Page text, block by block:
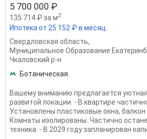
5 700 000 ₽
135 714 ₽ за м2
Ипотека от 25 152 ₽ в месяц
Свердловская область,
Муниципальное Образование
Чкаловский р-н
Ботаническая
Вашему вниманию предлагается
развитой локации. - В квартире
Установлены пластиковые окна, балкон
Комнаты изолированы. Частично
техника. - В 2029 году запланирован